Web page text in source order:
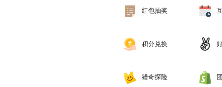
红包抽奖
积分兑换
猎奇探险